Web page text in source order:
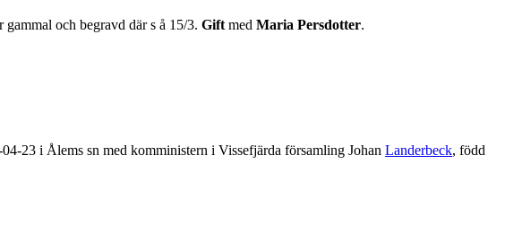
och begravd där s å 15/3. Gift med Maria Persdotter.
23 i Ålems sn med komministern i Vissefjärda församling Johan Landerbeck, född